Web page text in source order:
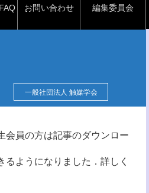
お問い合わせ 編集委員会
一般社団法人 触媒学会
会員の方は記事のダウンロー
ようになりました．詳しく